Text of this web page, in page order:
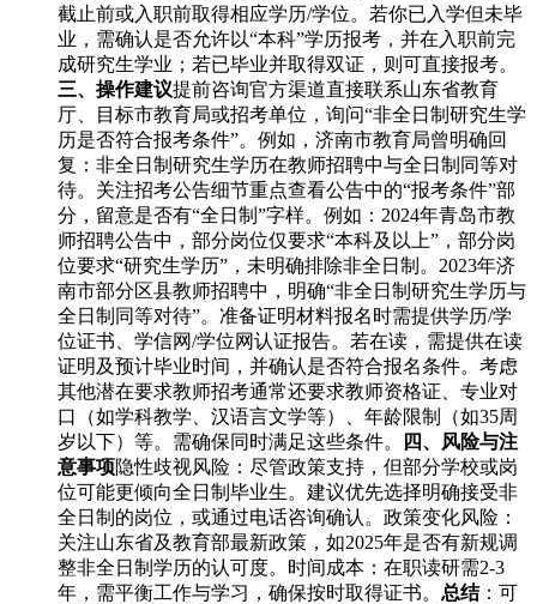
截止前或入职前取得相应学历/学位。若你已入学但未毕
业，需确认是否允许以“本科”学历报考，并在入职前完
成研究生学业；若已毕业并取得双证，则可直接报考。
三、操作建议提前咨询官方渠道直接联系山东省教育
厅、目标市教育局或招考单位，询问“非全日制研究生学
历是否符合报考条件”。例如，济南市教育局曾明确回
复：非全日制研究生学历在教师招聘中与全日制同等对
待。关注招考公告细节重点查看公告中的“报考条件”部
分，留意是否有“全日制”字样。例如：2024年青岛市教
师招聘公告中，部分岗位仅要求“本科及以上”，部分岗
位要求“研究生学历”，未明确排除非全日制。2023年济
南市部分区县教师招聘中，明确“非全日制研究生学历与
全日制同等对待”。准备证明材料报名时需提供学历/学
位证书、学信网/学位网认证报告。若在读，需提供在读
证明及预计毕业时间，并确认是否符合报名条件。考虑
其他潜在要求教师招考通常还要求教师资格证、专业对
口（如学科教学、汉语言文学等）、年龄限制（如35周
岁以下）等。需确保同时满足这些条件。
四、风险与注
意事项隐性歧视风险：尽管政策支持，但部分学校或岗
位可能更倾向全日制毕业生。建议优先选择明确接受非
全日制的岗位，或通过电话咨询确认。政策变化风险：
关注山东省及教育部最新政策，如2025年是否有新规调
整非全日制学历的认可度。时间成本：在职读研需2-3
年，需平衡工作与学习，确保按时取得证书。 总结：可